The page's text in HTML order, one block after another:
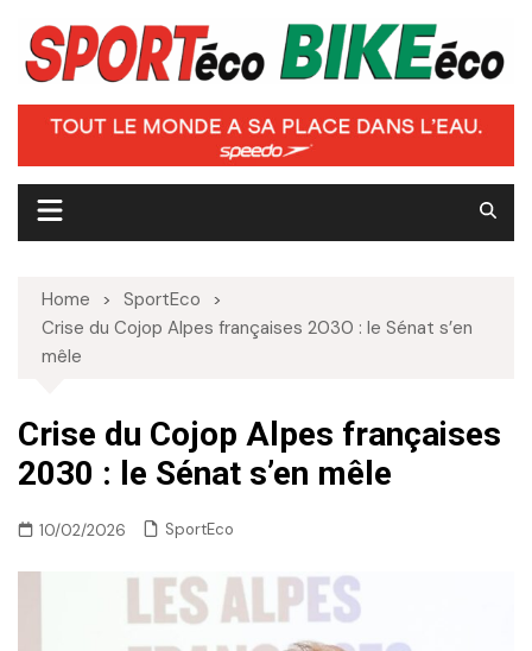
content
Home
SportEco
Crise du Cojop Alpes françaises 2030 : le Sénat s’en
mêle
Crise du Cojop Alpes françaises
2030 : le Sénat s’en mêle
10/02/2026 SportEco